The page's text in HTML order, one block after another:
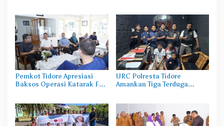
Pemkot Tidore Apresiasi
Baksos Operasi Katarak FK-
URC Polresta Tidore
Amankan Tiga Terduga